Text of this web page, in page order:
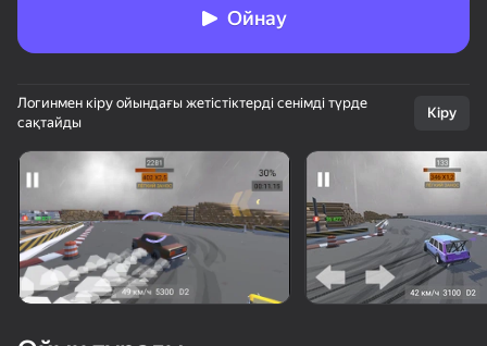
Құрылғыны бұрыңыз
Ойын тек көлденең
бағдарда ғана істейді
Ойнау
Логинмен кіру ойындағы жетістіктерді сенімді түрде
сақтайды
Кіру